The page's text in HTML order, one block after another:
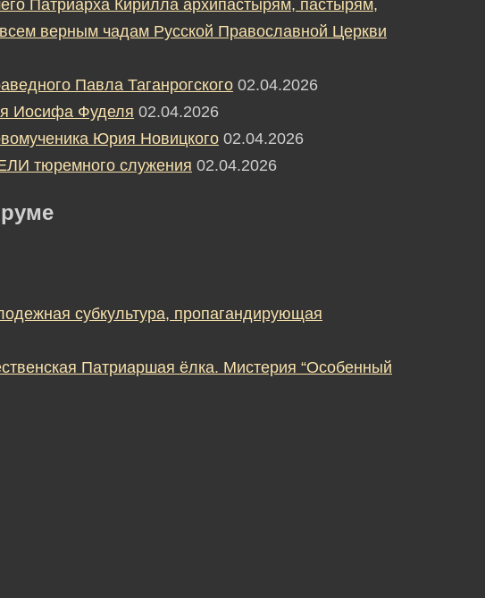
Патриарха Кирилла архипастырям, пастырям,
верным чадам Русской Православной Церкви
Павла Таганрогского 02.04.2026
Иосифа Фуделя 02.04.2026
Юрия Новицкого 02.04.2026
тюремного служения 02.04.2026
субкультура, пропагандирующая
Патриаршая ёлка. Мистерия “Особенный